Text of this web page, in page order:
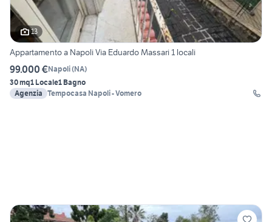
13
Appartamento a Napoli Via Eduardo Massari 1 locali
99.000 €Napoli(NA)
30 mq1 Locale1 Bagno
Agenzia Tempocasa Napoli - Vomero